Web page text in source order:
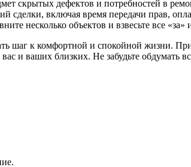
скрытых дефектов и потребностей в
сделки, включая время передачи прав,
несколько объектов и взвесьте все «за»
шаг к комфортной и спокойной жизни.
и ваших близких. Не забудьте обдумать